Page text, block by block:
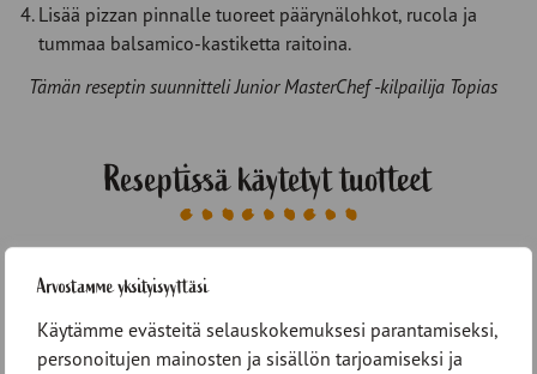
Arvostamme yksityisyyttäsi
Käytämme evästeitä selauskokemuksesi parantamiseksi,
personoitujen mainosten ja sisällön tarjoamiseksi ja
Lisää pizzan pinnalle tuoreet päärynälohkot, rucola ja
tummaa balsamico-kastiketta raitoina.
Tämän reseptin suunnitteli Junior MasterChef -kilpailija Topias
Reseptissä käytetyt tuotteet